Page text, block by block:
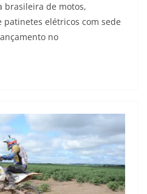
brasileira de motos,
elétricos com sede
no